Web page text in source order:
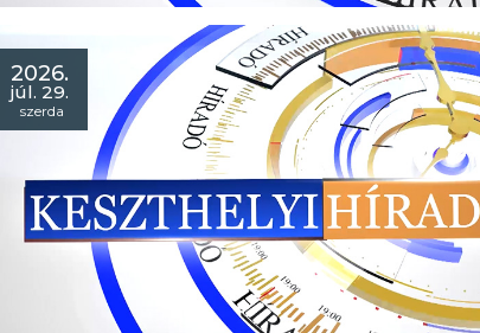
Híradó 2026. július 30.
- Zárva. ideiglenes fürdési tilalmat rendeltek el a Helikon
- Forgatag: elkezdődött a harmincnegyedik Keszthelyi
2026.
júl. 29.
szerda